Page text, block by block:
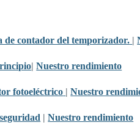
de contador del temporizador. |
|Nuestro rendimiento
fotoeléctrico |Nuestro
|Nuestro rendimiento